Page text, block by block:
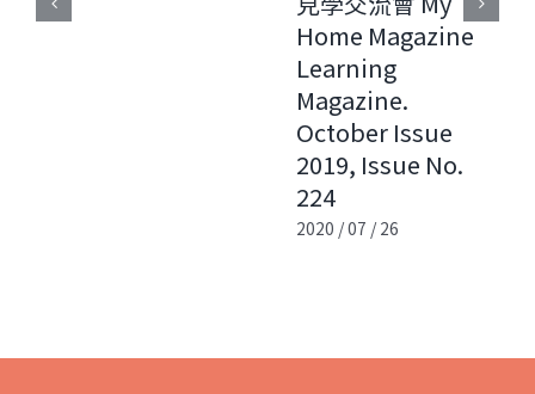
Home Magazine
Learning
Magazine.
October Issue
2019, Issue No.
224
2020 / 07 / 26